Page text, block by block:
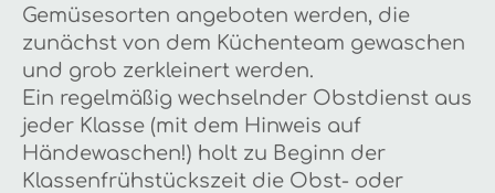
Gemüsesorten angeboten werden, die
zunächst von dem Küchenteam gewaschen
und grob zerkleinert werden.
Ein regelmäßig wechselnder Obstdienst aus
jeder Klasse (mit dem Hinweis auf
Händewaschen!) holt zu Beginn der
Klassenfrühstückszeit die Obst- oder